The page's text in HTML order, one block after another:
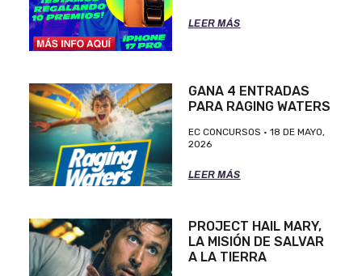
LEER MÁS
GANA 4 ENTRADAS
PARA RAGING WATERS
EC CONCURSOS
18 DE MAYO,
2026
LEER MÁS
PROJECT HAIL MARY,
LA MISIÓN DE SALVAR
A LA TIERRA